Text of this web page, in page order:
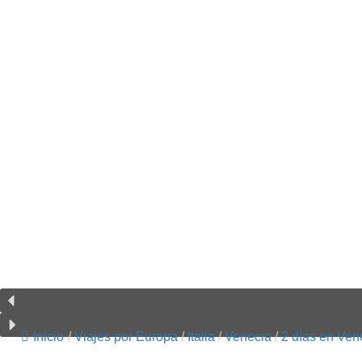
Inicio / Viajes por Europa / Italia / Venecia / 2 días en